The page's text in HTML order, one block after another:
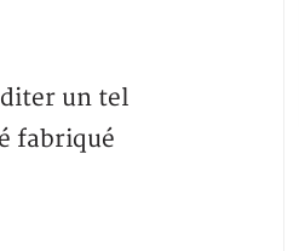
un tel
fabriqué